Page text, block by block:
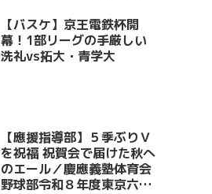
【バスケ】京王電鉄杯開
幕！1部リーグの手厳しい
洗礼vs拓大・青学大
【應援指導部】５季ぶりＶ
を祝福 祝賀会で届けた秋へ
のエール／慶應義塾体育会
野球部令和８年度東京六大